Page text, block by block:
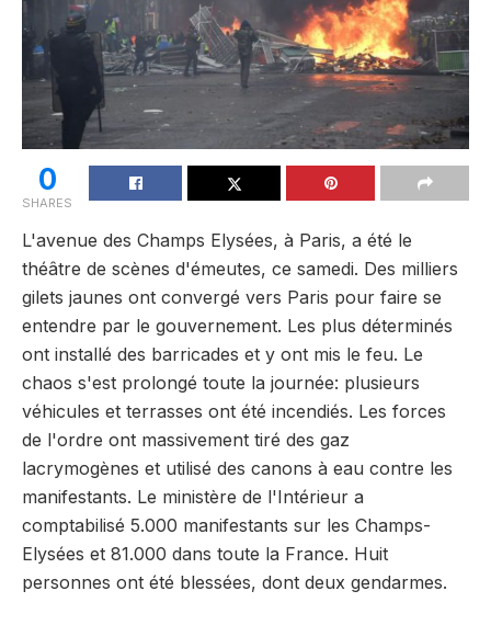
0
SHARES
L'avenue des Champs Elysées, à Paris, a été le
théâtre de scènes d'émeutes, ce samedi. Des milliers
gilets jaunes ont convergé vers Paris pour faire se
entendre par le gouvernement. Les plus déterminés
ont installé des barricades et y ont mis le feu. Le
chaos s'est prolongé toute la journée: plusieurs
véhicules et terrasses ont été incendiés. Les forces
de l'ordre ont massivement tiré des gaz
lacrymogènes et utilisé des canons à eau contre les
manifestants. Le ministère de l'Intérieur a
comptabilisé 5.000 manifestants sur les Champs-
Elysées et 81.000 dans toute la France. Huit
personnes ont été blessées, dont deux gendarmes.